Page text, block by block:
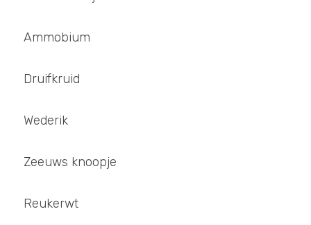
Ammobium
Druifkruid
Wederik
Zeeuws knoopje
Reukerwt